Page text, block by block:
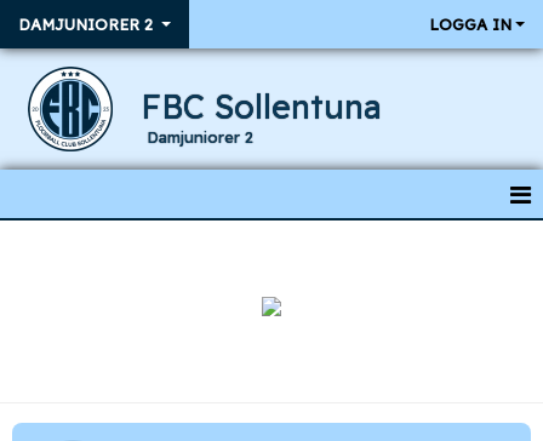
DAMJUNIORER 2 LOGGA IN
FBC Sollentuna
Damjuniorer 2